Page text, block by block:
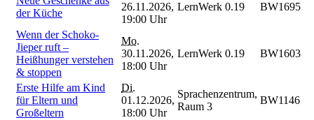
der Küche
26.11.2026,
19:00 Uhr
LernWerk 0.19 BW1695
Wenn der Schoko-
Jieper ruft –
Heißhunger verstehen
& stoppen
Mo.
30.11.2026,
18:00 Uhr
LernWerk 0.19 BW1603
Erste Hilfe am Kind
für Eltern und
Großeltern
Di.
01.12.2026,
18:00 Uhr
Sprachenzentrum,
Raum 3
BW1146